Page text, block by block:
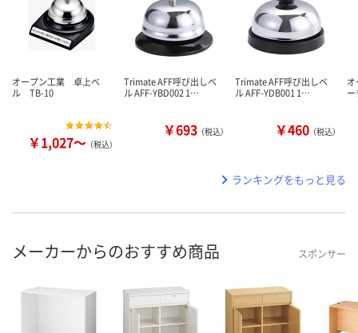
オープン工業 卓上ベ
ル TB-10
￥1,027～ （税込）
Trimate AFF呼び出しベ
ル AFF-YBD002 1…
￥693 （税込）
Trimate AFF呼び出しベ
ル AFF-YDB001 1…
￥460 （税込）
ランキングをもっと見る
メーカーからのおすすめ商品 スポンサー